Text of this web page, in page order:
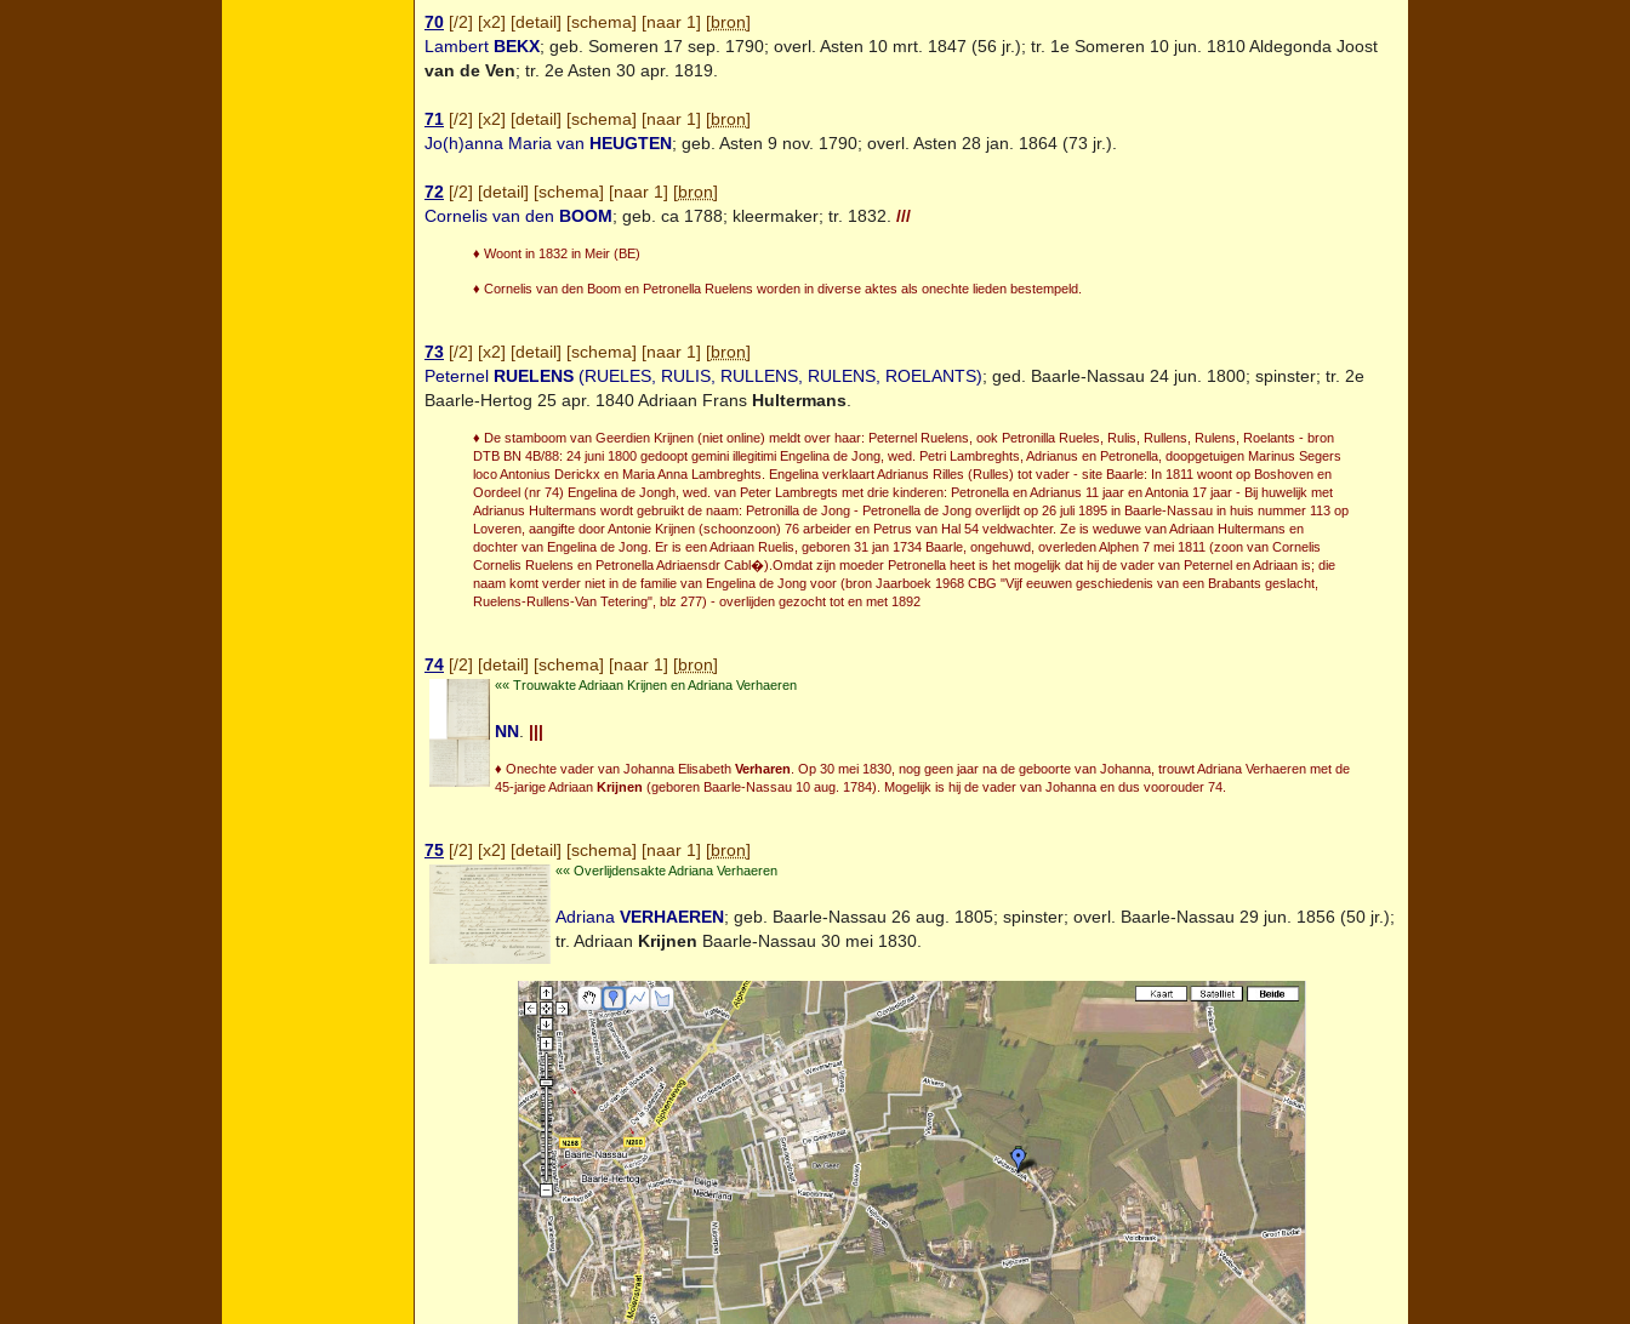
70 [/2] [x2] [detail] [schema] [naar 1] [bron]
Lambert BEKX; geb. Someren 17 sep. 1790; overl. Asten 10 mrt. 1847 (56 jr.); tr. 1e Someren 10 jun. 1810 Aldegonda Joost
van de Ven; tr. 2eAsten 30 apr. 1819.
71 [/2] [x2] [detail] [schema] [naar 1] [bron]
Jo(h)anna Maria van HEUGTEN; geb. Asten 9 nov. 1790; overl. Asten 28 jan. 1864 (73 jr.).
72 [/2] [detail] [schema] [naar 1] [bron]
Cornelis van den BOOM; geb. ca 1788; kleermaker; tr. 1832. ///
♦ Woont in 1832 in Meir (BE)
♦ Cornelis van den Boom en Petronella Ruelens worden in diverse aktes als onechte lieden bestempeld.
73 [/2] [x2] [detail] [schema] [naar 1] [bron]
Peternel RUELENS (RUELES, RULIS, RULLENS, RULENS, ROELANTS); ged. Baarle-Nassau 24 jun. 1800; spinster; tr. 2e
Baarle-Hertog 25 apr. 1840 Adriaan Frans Hultermans
♦ De stamboom van Geerdien Krijnen (niet online) meldt over haar: Peternel Ruelens, ook Petronilla Rueles, Rulis, Rullens, Rulens, Roelants - bron
DTB BN 4B/88: 24 juni 1800 gedoopt gemini illegitimi Engelina de Jong, wed. Petri Lambreghts, Adrianus en Petronella, doopgetuigen Marinus Segers
loco Antonius Derickx en Maria Anna Lambreghts. Engelina verklaart Adrianus Rilles (Rulles) tot vader - site Baarle: In 1811 woont op Boshoven en
Oordeel (nr 74) Engelina de Jongh, wed. van Peter Lambregts met drie kinderen: Petronella en Adrianus 11 jaar en Antonia 17 jaar - Bij huwelijk met
Adrianus Hultermans wordt gebruikt de naam: Petronilla de Jong - Petronella de Jong overlijdt op 26 juli 1895 in Baarle-Nassau in huis nummer 113 op
Loveren, aangifte door Antonie Krijnen (schoonzoon) 76 arbeider en Petrus van Hal 54 veldwachter. Ze is weduwe van Adriaan Hultermans en
dochter van Engelina de Jong. Er is een Adriaan Ruelis, geboren 31 jan 1734 Baarle, ongehuwd, overleden Alphen 7 mei 1811 (zoon van Cornelis
Cornelis Ruelens en Petronella Adriaensdr Cabl�).Omdat zijn moeder Petronella heet is het mogelijk dat hij de vader van Peternel en Adriaan is; die
naam komt verder niet in de familie van Engelina de Jong voor (bron Jaarboek 1968 CBG "Vijf eeuwen geschiedenis van een Brabants geslacht,
Ruelens-Rullens-Van Tetering", blz 277) - overlijden gezocht tot en met 1892
74 [/2] [detail] [schema] [naar 1] [bron]
«« Trouwakte Adriaan Krijnen en Adriana Verhaeren
NN |||
♦ Onechte vader van Johanna Elisabeth Verharen . Op 30 mei 1830, nog geen jaar na de geboorte van Johanna, trouwt Adriana Verhaeren met de
45-jarige Adriaan Krijnen (geboren Baarle-Nassau 10 aug. 1784). Mogelijk is hij de vader van Johanna en dus voorouder 74.
75 [/2] [x2] [detail] [schema] [naar 1] [bron]
«« Overlijdensakte Adriana Verhaeren
Adriana VERHAEREN; geb. Baarle-Nassau 26 aug. 1805; spinster; overl. Baarle-Nassau 29 jun. 1856 (50 jr.);
tr. Adriaan Krijnen Baarle-Nassau 30 mei 1830.